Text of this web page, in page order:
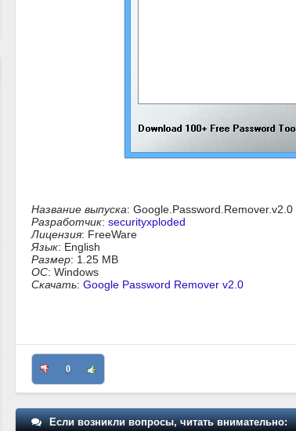
Название выпуска: Google.Password.Remover.v2.0
Разработчик: securityxploded
Лицензия: FreeWare
Язык: English
Размер: 1.25 MB
ОС: Windows
Скачать: Google Password Remover v2.0
0
Если возникли вопросы, читать внимательно: